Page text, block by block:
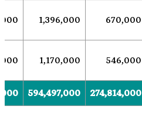
670,000
1,396,000
546,000
1,170,000
274,814,000
594,497,000